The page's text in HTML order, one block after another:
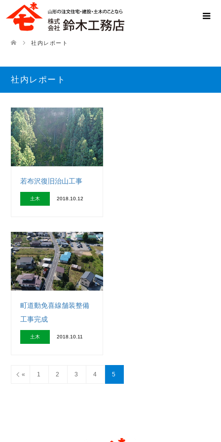
社内レポート
社内レポート
若布沢復旧治山工事
土木 2018.10.12
町道動免喜線舗装整備
工事完成
土木 2018.10.11
« 1 2 3 4 5